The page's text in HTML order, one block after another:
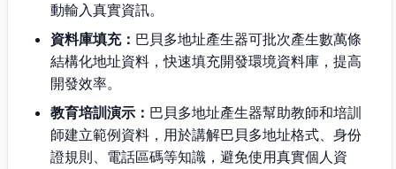
動輸入真實資訊。
資料庫填充： 巴貝多地址產生器可批次產生數萬條
結構化地址資料，快速填充開發環境資料庫，提高
開發效率。
教育培訓演示： 巴貝多地址產生器幫助教師和培訓
師建立範例資料，用於講解巴貝多地址格式、身份
證規則、電話區碼等知識，避免使用真實個人資